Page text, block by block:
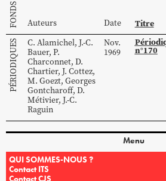
FONDS Auteurs Date Titre
PÉRIODIQUES C. Alamichel, J.-C.
Bauer, P.
Charconnet, D.
Chartier, J. Cottez,
M. Goezt, Georges
Gontcharoff, D.
Métivier, J.-C.
Raguin
Nov.
1969
n°170
Menu
QUI SOMMES-NOUS ?
Contact ITS
Contact CJS